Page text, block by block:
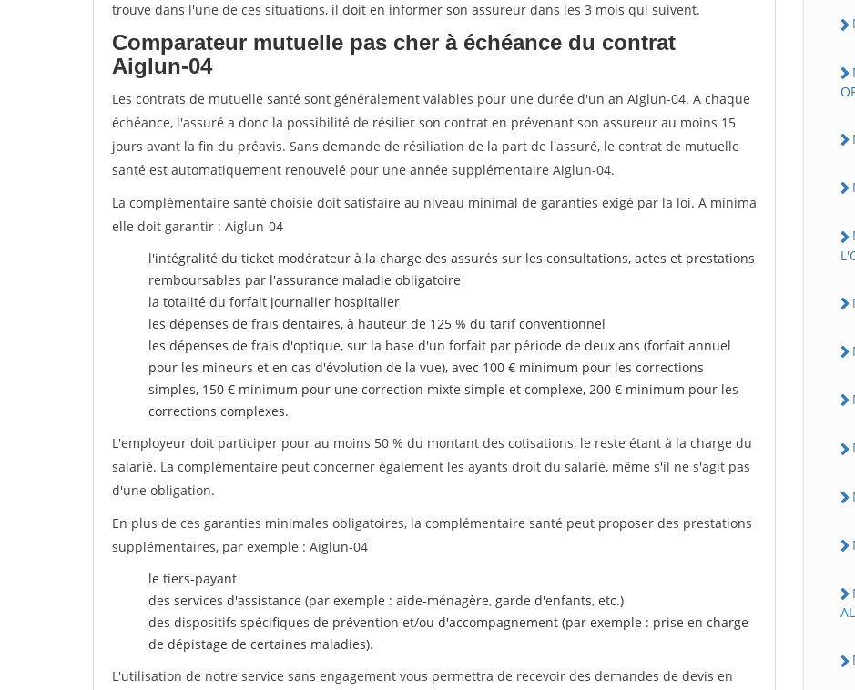
trouve dans l'une de ces situations, il doit en informer son assureur dans les 3 mois qui suivent.
Comparateur mutuelle pas cher à échéance du contrat
Aiglun-04
Les contrats de mutuelle santé sont généralement valables pour une durée d'un an Aiglun-04. A chaque
échéance, l'assuré a donc la possibilité de résilier son contrat en prévenant son assureur au moins 15
jours avant la fin du préavis. Sans demande de résiliation de la part de l'assuré, le contrat de mutuelle
santé est automatiquement renouvelé pour une année supplémentaire Aiglun-04.
La complémentaire santé choisie doit satisfaire au niveau minimal de garanties exigé par la loi. A minima
elle doit garantir : Aiglun-04
l'intégralité du ticket modérateur à la charge des assurés sur les consultations, actes et prestations
remboursables par l'assurance maladie obligatoire
la totalité du forfait journalier hospitalier
les dépenses de frais dentaires, à hauteur de 125 % du tarif conventionnel
les dépenses de frais d'optique, sur la base d'un forfait par période de deux ans (forfait annuel
pour les mineurs et en cas d'évolution de la vue), avec 100 € minimum pour les corrections
simples, 150 € minimum pour une correction mixte simple et complexe, 200 € minimum pour les
corrections complexes.
L'employeur doit participer pour au moins 50 % du montant des cotisations, le reste étant à la charge du
salarié. La complémentaire peut concerner également les ayants droit du salarié, même s'il ne s'agit pas
d'une obligation.
En plus de ces garanties minimales obligatoires, la complémentaire santé peut proposer des prestations
supplémentaires, par exemple : Aiglun-04
le tiers-payant
des services d'assistance (par exemple : aide-ménagère, garde d'enfants, etc.)
des dispositifs spécifiques de prévention et/ou d'accompagnement (par exemple : prise en charge
de dépistage de certaines maladies).
L'utilisation de notre service sans engagement vous permettra de recevoir des demandes de devis en